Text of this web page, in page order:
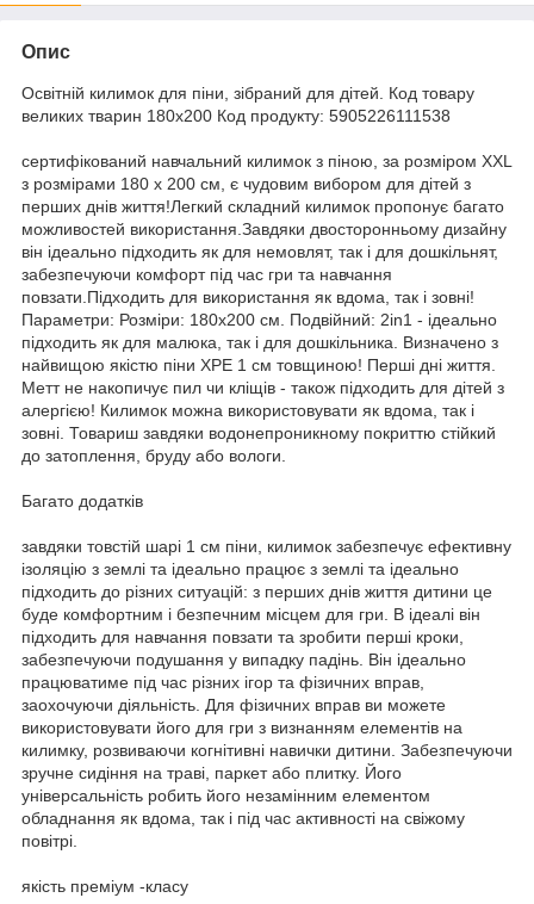
Опис
Освітній килимок для піни, зібраний для дітей. Код товару
великих тварин 180x200 Код продукту: 5905226111538
сертифікований навчальний килимок з піною, за розміром XXL
з розмірами 180 х 200 см, є чудовим вибором для дітей з
перших днів життя!Легкий складний килимок пропонує багато
можливостей використання.Завдяки двосторонньому дизайну
він ідеально підходить як для немовлят, так і для дошкільнят,
забезпечуючи комфорт під час гри та навчання
повзати.Підходить для використання як вдома, так і зовні!
Параметри: Розміри: 180x200 см. Подвійний: 2in1 - ідеально
підходить як для малюка, так і для дошкільника. Визначено з
найвищою якістю піни XPE 1 см товщиною! Перші дні життя.
Метт не накопичує пил чи кліщів - також підходить для дітей з
алергією! Килимок можна використовувати як вдома, так і
зовні. Товариш завдяки водонепроникному покриттю стійкий
до затоплення, бруду або вологи.
Багато додатків
завдяки товстій шарі 1 см піни, килимок забезпечує ефективну
ізоляцію з землі та ідеально працює з землі та ідеально
підходить до різних ситуацій: з перших днів життя дитини це
буде комфортним і безпечним місцем для гри. В ідеалі він
підходить для навчання повзати та зробити перші кроки,
забезпечуючи подушання у випадку падінь. Він ідеально
працюватиме під час різних ігор та фізичних вправ,
заохочуючи діяльність. Для фізичних вправ ви можете
використовувати його для гри з визнанням елементів на
килимку, розвиваючи когнітивні навички дитини. Забезпечуючи
зручне сидіння на траві, паркет або плитку. Його
універсальність робить його незамінним елементом
обладнання як вдома, так і під час активності на свіжому
повітрі.
якість преміум -класу